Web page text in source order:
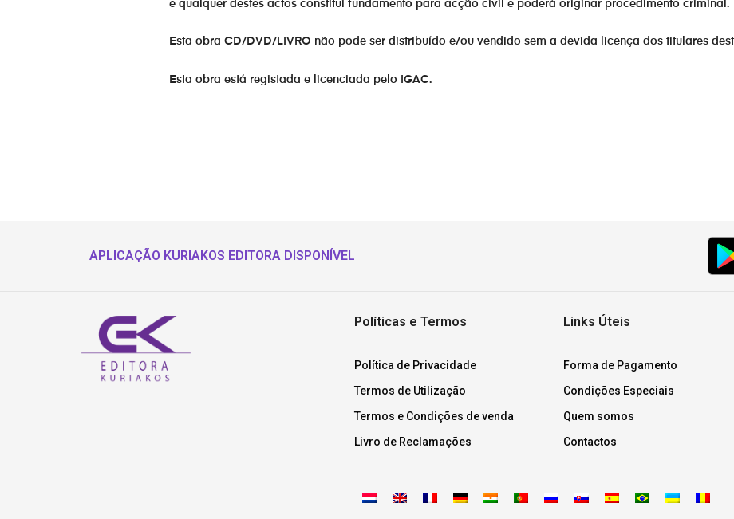
e qualquer destes actos constitui fundamento para acção civil e poderá originar procedimento criminal.
Esta obra CD/DVD/LIVRO não pode ser distribuído e/ou vendido sem a devida licença dos titulares
Esta obra está registada e licenciada pelo IGAC.
APLICAÇÃO KURIAKOS EDITORA DISPONÍVEL
Políticas e Termos
Política de Privacidade
Termos de Utilização
Termos e Condições de venda
Livro de Reclamações
Links Úteis
Forma de Pagamento
Condições Especiais
Quem somos
Contactos